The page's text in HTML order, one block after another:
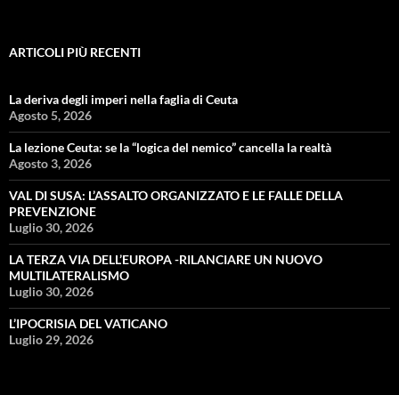
ARTICOLI PIÙ RECENTI
La deriva degli imperi nella faglia di Ceuta
Agosto 5, 2026
La lezione Ceuta: se la “logica del nemico” cancella la realtà
Agosto 3, 2026
VAL DI SUSA: L’ASSALTO ORGANIZZATO E LE FALLE DELLA
PREVENZIONE
Luglio 30, 2026
LA TERZA VIA DELL’EUROPA -RILANCIARE UN NUOVO
MULTILATERALISMO
Luglio 30, 2026
L’IPOCRISIA DEL VATICANO
Luglio 29, 2026